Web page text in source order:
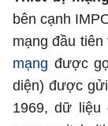
bên cạnh
mạng đầu
mạng được
diện) được
1969, dữ liệu